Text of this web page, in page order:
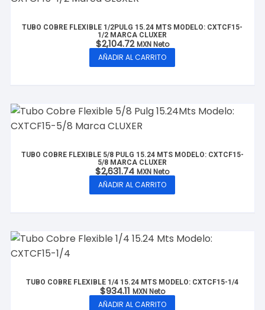
se
pueden
elegir
página
de
TUBO COBRE FLEXIBLE 1/2PULG 15.24 MTS MODELO: CXTCF15-
1/2 MARCA CLUXER
$2,104.72 MXN Neto
AÑADIR AL CARRITO
TUBO COBRE FLEXIBLE 5/8 PULG 15.24 MTS MODELO: CXTCF15-
5/8 MARCA CLUXER
$2,631.74 MXN Neto
AÑADIR AL CARRITO
TUBO COBRE FLEXIBLE 1/4 15.24 MTS MODELO: CXTCF15-1/4
$934.11 MXN Neto
AÑADIR AL CARRITO